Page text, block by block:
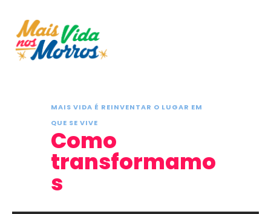
MAIS VIDA É REINVENTAR O LUGAR EM
QUE SE VIVE
Como
transformamo
s